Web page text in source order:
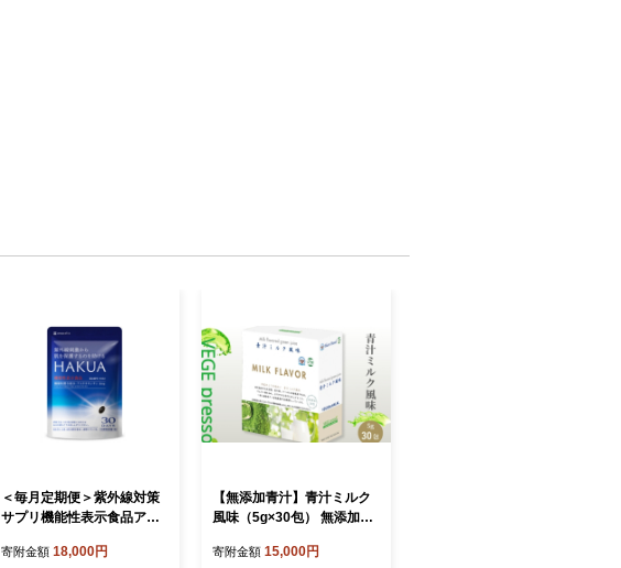
＜毎月定期便＞紫外線対策
サプリ機能性表示食品アス
ハクア30日30粒全4回【407
寄附金額 18,000円
【無添加青汁】青汁ミルク
風味（5g×30包） 無添加青
デキストリン無添加青汁 粉
寄附金額 15,000円